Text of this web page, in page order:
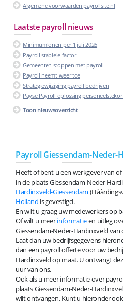
Algemene voorwaarden payrollsite.nl
Laatste payroll nieuws
Minimumlonen per 1 juli 2026
Payroll stabiele factor
Gemeenten stoppen met payroll
Payroll neemt weer toe
Strategiewijziging payroll bedrijven
Payse Payroll oplossing
Toon nieuwsoverzicht
Payroll Giessendam-Neder-
Heeft of bent u een werkgever van
in de plaats Giessendam-Neder-
Hardinxveld-Giessendam
Holland is gevestigd.
En wilt u graag uw medewerkers op
Of wilt u meerinformatieen uitleg
Giessendam-Neder-Hardinxveld van
Laat dan uw bedrijfsgegevens
dan een payroll offerte voor uw
Hardinxveld op maat. U ontvangt
uur van ons.
Ook als u meer informatie over
plaats Giessendam-Neder-
wilt ontvangen. Kunt u hieronder